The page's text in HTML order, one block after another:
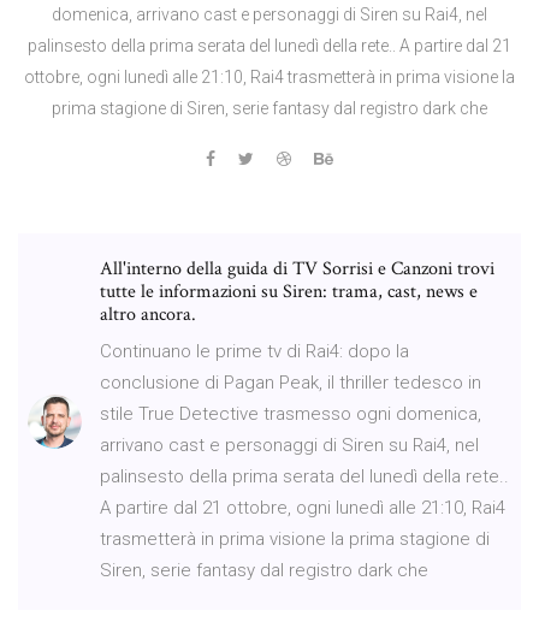
domenica, arrivano cast e personaggi di Siren su Rai4, nel
palinsesto della prima serata del lunedì della rete.. A partire dal 21
ottobre, ogni lunedì alle 21:10, Rai4 trasmetterà in prima visione la
prima stagione di Siren, serie fantasy dal registro dark che
All'interno della guida di TV Sorrisi e Canzoni trovi
tutte le informazioni su Siren: trama, cast, news e
altro ancora.
Continuano le prime tv di Rai4: dopo la
conclusione di Pagan Peak, il thriller tedesco in
stile True Detective trasmesso ogni domenica,
arrivano cast e personaggi di Siren su Rai4, nel
palinsesto della prima serata del lunedì della rete..
A partire dal 21 ottobre, ogni lunedì alle 21:10, Rai4
trasmetterà in prima visione la prima stagione di
Siren, serie fantasy dal registro dark che